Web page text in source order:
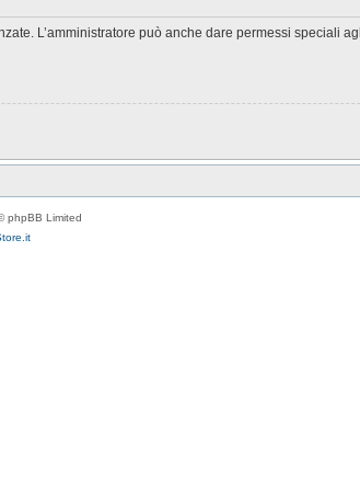
L’amministratore può anche dare permessi speciali
phpBB Limited